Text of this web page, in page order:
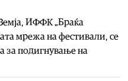
ИФФК „Браќа
мрежа на фестивали, се
за подигнување на